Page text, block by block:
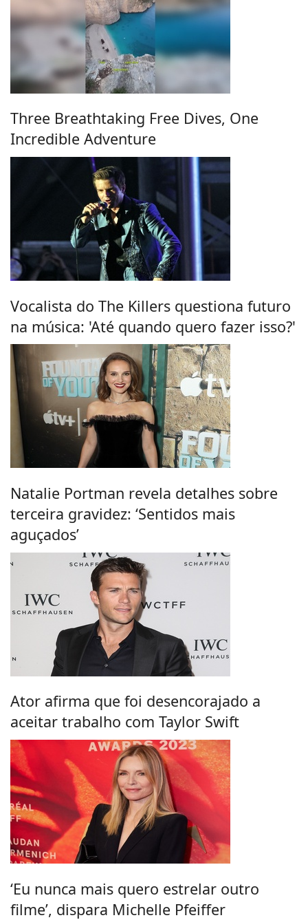
Three Breathtaking Free Dives, One
Incredible Adventure
Vocalista do The Killers questiona futuro
na música: 'Até quando quero fazer isso?'
Natalie Portman revela detalhes sobre
terceira gravidez: ‘Sentidos mais
aguçados’
Ator afirma que foi desencorajado a
aceitar trabalho com Taylor Swift
‘Eu nunca mais quero estrelar outro
filme’, dispara Michelle Pfeiffer